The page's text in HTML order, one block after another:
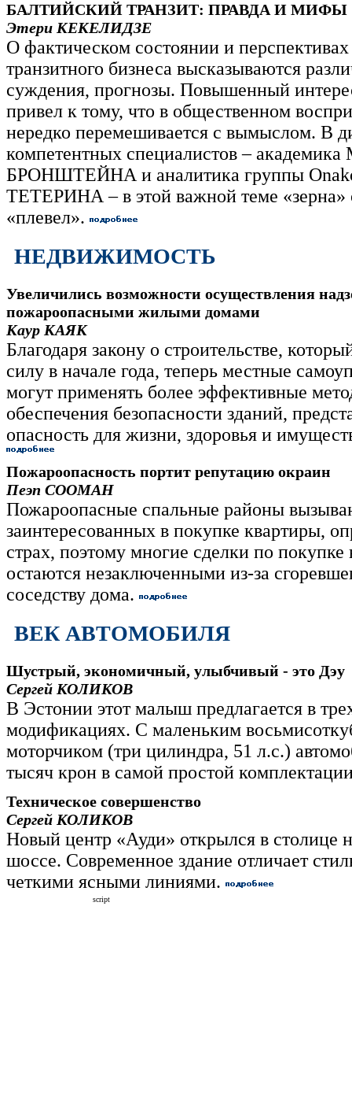
БАЛТИЙСКИЙ ТРАНЗИТ: ПРАВДА И МИФЫ
Этери КЕКЕЛИДЗЕ
О фактическом состоянии и перспективах
транзитного бизнеса высказываются
суждения, прогнозы. Повышенный
привел к тому, что в общественном
нередко перемешивается с вымыслом. В
компетентных специалистов – академика
БРОНШТЕЙНА и аналитика группы
ТЕТЕРИНА – в этой важной теме «зерна»
«плевел».
НЕДВИЖИМОСТЬ
Увеличились возможности осуществления
пожароопасными жилыми домами
Каур КАЯК
Благодаря закону о строительстве,
силу в начале года, теперь местные
могут применять более эффективные
обеспечения безопасности зданий,
опасность для жизни, здоровья и
Пожароопасность портит репутацию окраин
Пеэп СООМАН
Пожароопасные спальные районы
заинтересованных в покупке квартиры,
страх, поэтому многие сделки по
остаются незаключенными из-за
соседству дома.
ВЕК АВТОМОБИЛЯ
Шустрый, экономичный, улыбчивый - это Дэу
Сергей КОЛИКОВ
В Эстонии этот малыш предлагается в
модификациях. С маленьким
моторчиком (три цилиндра, 51 л.с.)
тысяч крон в самой простой
Техническое совершенство
Сергей КОЛИКОВ
Новый центр «Ауди» открылся в столице
шоссе. Современное здание отличает
четкими ясными линиями.
script